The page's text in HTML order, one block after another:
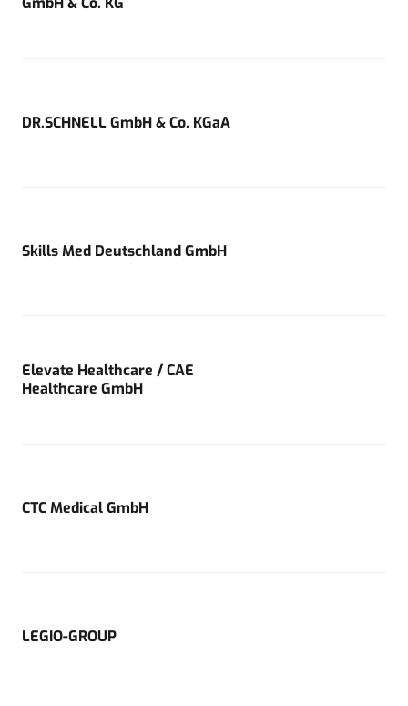
DR.SCHNELL GmbH & Co. KGaA
Skills Med Deutschland GmbH
Elevate Healthcare / CAE
Healthcare GmbH
CTC Medical GmbH
LEGIO-GROUP